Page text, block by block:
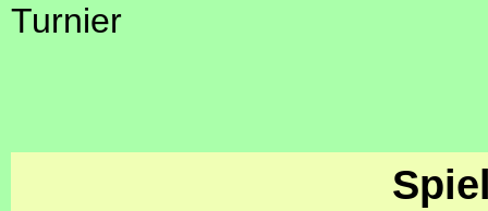
Turnier